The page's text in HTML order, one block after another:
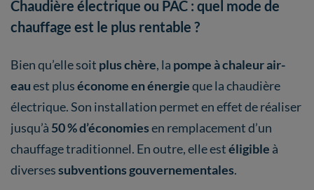
Chaudière électrique ou PAC : quel mode de
chauffage est le plus rentable ?
Bien qu’elle soit plus chère, la pompe à chaleur air-
eauest pluséconome en énergieque la chaudière
électrique. Son installation permet en effet de réaliser
jusqu’à 50 % d’économiesen remplacement d’un
chauffage traditionnel. En outre, elle estéligible à
diversessubventions gouvernementales.